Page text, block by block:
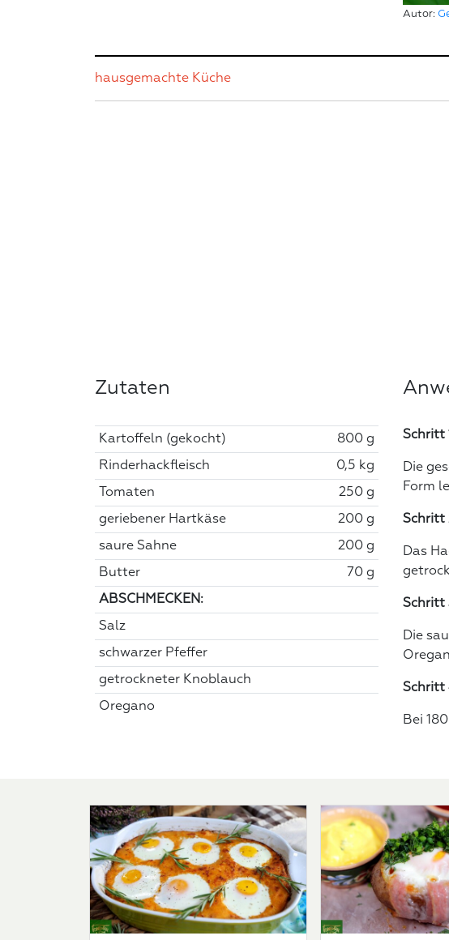
Autor:
hausgemachte Küche
Zutaten
Kartoffeln (gekocht) 800 g
Rinderhackfleisch 0,5 kg
Tomaten 250 g
geriebener Hartkäse 200 g
saure Sahne 200 g
Butter 70 g
ABSCHMECKEN:
Salz
schwarzer Pfeffer
getrockneter Knoblauch
Oregano
Schritt 1
Die
Form
Schritt
Das
Schritt
Die
Schritt
Bei